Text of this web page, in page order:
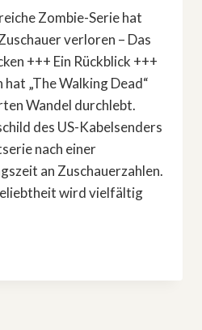
Zombie-Serie hat
verloren – Das
+++ Ein Rückblick +++
„The Walking Dead“
Wandel durchlebt.
des US-Kabelsenders
nach einer
an Zuschauerzahlen.
wird vielfältig